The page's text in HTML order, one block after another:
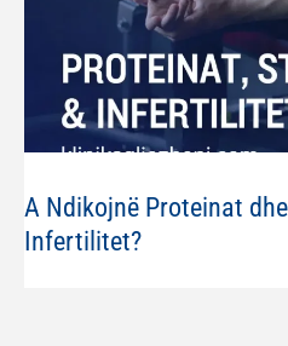
A Ndikojnë Proteinat
Infertilitet?